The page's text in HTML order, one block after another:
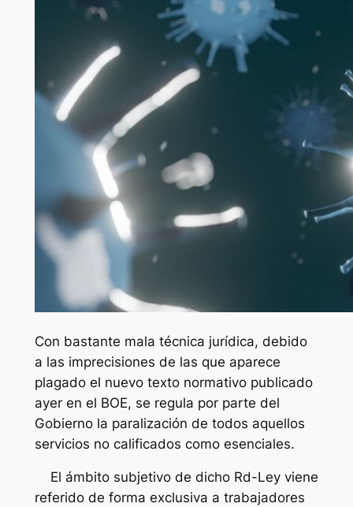
Con bastante mala técnica jurídica, debido
a las imprecisiones de las que aparece
plagado el nuevo texto normativo publicado
ayer en el BOE, se regula por parte del
Gobierno la paralización de todos aquellos
servicios no calificados como esenciales.
El ámbito subjetivo de dicho Rd-Ley viene
referido de forma exclusiva a trabajadores